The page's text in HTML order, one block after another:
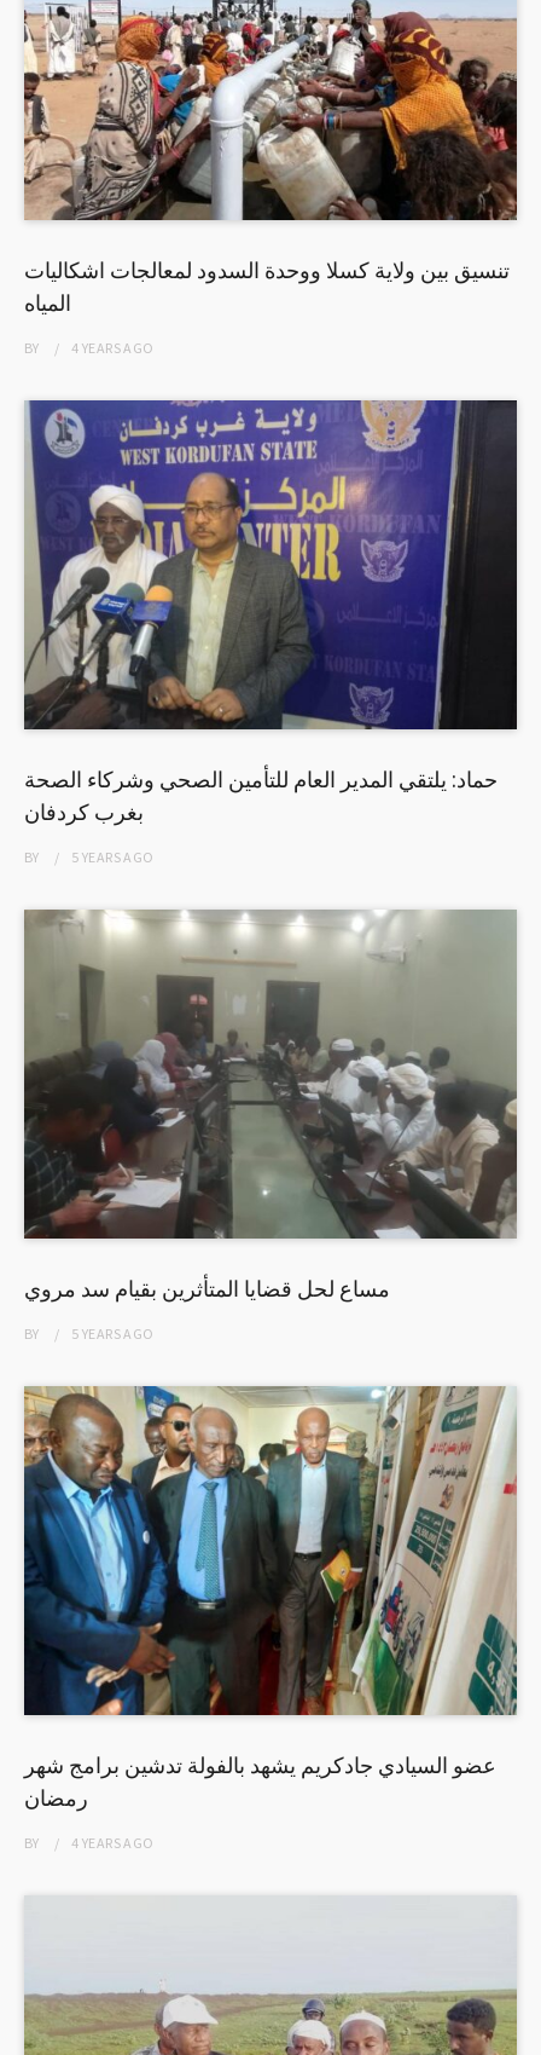
تنسيق بين ولاية كسلا ووحدة السدود لمعالجات اشكاليات
المياه
BY 4 YEARSAGO
حماد: يلتقي المدير العام للتأمين الصحي وشركاء الصحة
بغرب كردفان
BY 5 YEARSAGO
مساع لحل قضايا المتأثرين بقيام سد مروي
BY 5 YEARSAGO
عضو السيادي جادكريم يشهد بالفولة تدشين برامج شهر
رمضان
BY 4 YEARSAGO